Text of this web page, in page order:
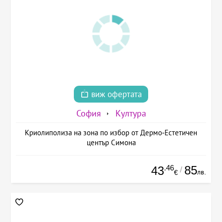
виж офертата
София Култура
Криолиполиза на зона по избор от Дермо-Естетичен
център Симона
43.46
€ / 85лв.